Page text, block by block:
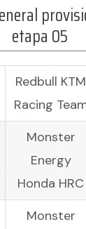
etapa 05
Redbull KTM
Racing
Monster
Energy
Honda HRC
Monster